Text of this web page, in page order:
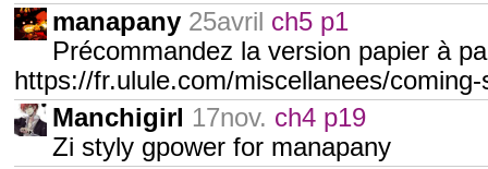
manapany 25avril ch5 p1
Précommandez la version papier à
https://fr.ulule.com/miscellanees/coming-
Manchigirl 17nov. ch4 p19
Zi styly gpower for manapany